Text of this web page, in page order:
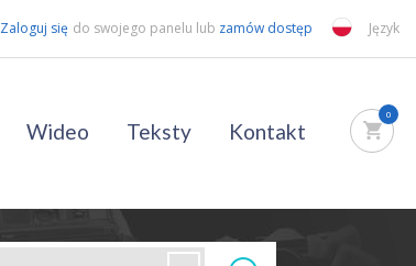
Zaloguj się do swojego panelu lub zamów dostęp Język
Wideo Teksty Kontakt
0